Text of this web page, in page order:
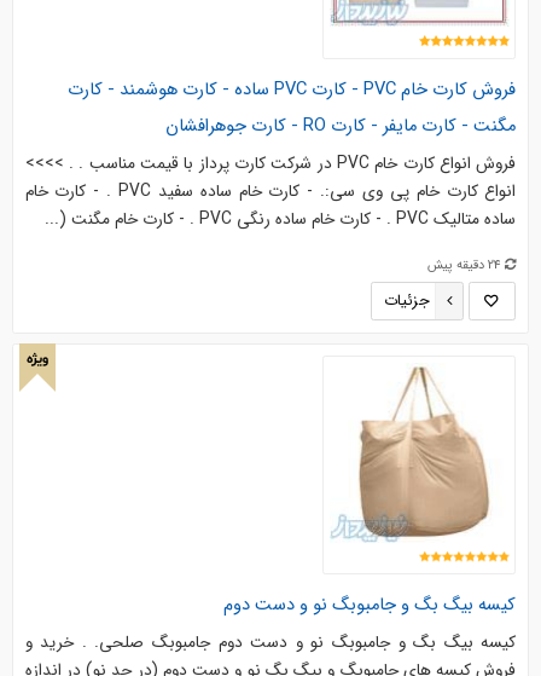
فروش کارت خام PVC - کارت PVC ساده - کارت هوشمند - کارت
مگنت - کارت مایفر - کارت RO - کارت جوهرافشان
فروش انواع کارت خام PVC در شرکت کارت پرداز با قیمت مناسب . . >>>>
انواع کارت خام پی وی سی:. - کارت خام ساده سفید PVC . - کارت خام
ساده متالیک PVC . - کارت خام ساده رنگی PVC . - کارت خام مگنت (...
24 دقیقه پیش
جزئیات
ویژه
کیسه بیگ بگ و جامبوبگ نو و دست دوم
کیسه بیگ بگ و جامبوبگ نو و دست دوم جامبوبگ صلحی. . خرید و
فروش کیسه های جامبوبگ و بیگ بگ نو و دست دوم (در حد نو) در اندازه